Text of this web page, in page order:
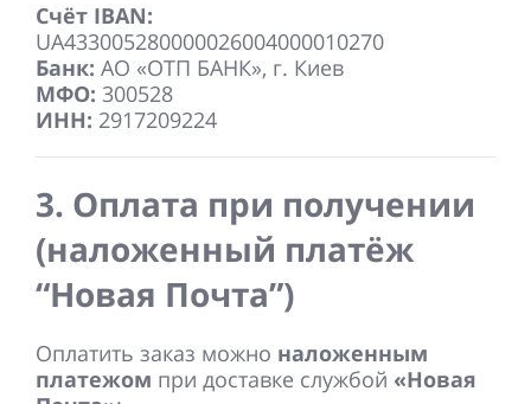
Счёт IBAN:
UA433005280000026004000010270
Банк: АО «ОТП БАНК», г. Киев
МФО: 300528
ИНН: 2917209224
3. Оплата при получении
(наложенный платёж
“Новая Почта”)
Оплатить заказ можно наложенным
платежом при доставке службой «Новая